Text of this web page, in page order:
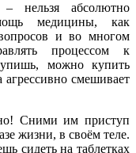
нельзя абсолютно
медицины, как
и во многом
процессом к
можно купить
смешивает
Сними им приступ
жизни, в своём теле.
сидеть на таблетках